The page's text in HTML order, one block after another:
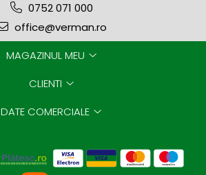
0752 071 000
office@verman.ro
MAGAZINUL MEU
CLIENTI
DATE COMERCIALE